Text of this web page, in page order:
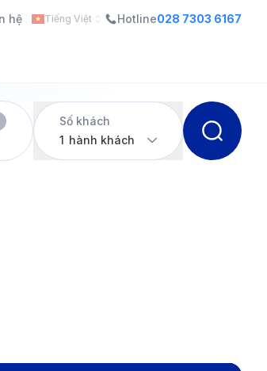
hệ Tiếng Việt Hotline028 7303 6167
Số khách
1 hành khách